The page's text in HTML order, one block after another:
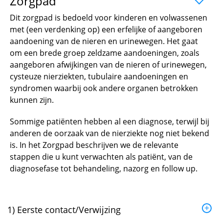
Dit zorgpad is bedoeld voor kinderen en volwassenen
met (een verdenking op) een erfelijke of aangeboren
aandoening van de nieren en urinewegen. Het gaat
om een brede groep zeldzame aandoeningen, zoals
aangeboren afwijkingen van de nieren of urinewegen,
cysteuze nierziekten, tubulaire aandoeningen en
syndromen waarbij ook andere organen betrokken
kunnen zijn.
Sommige patiënten hebben al een diagnose, terwijl bij
anderen de oorzaak van de nierziekte nog niet bekend
is. In het Zorgpad beschrijven we de relevante
stappen die u kunt verwachten als patiënt, van de
diagnosefase tot behandeling, nazorg en follow up.
1) Eerste contact/Verwijzing